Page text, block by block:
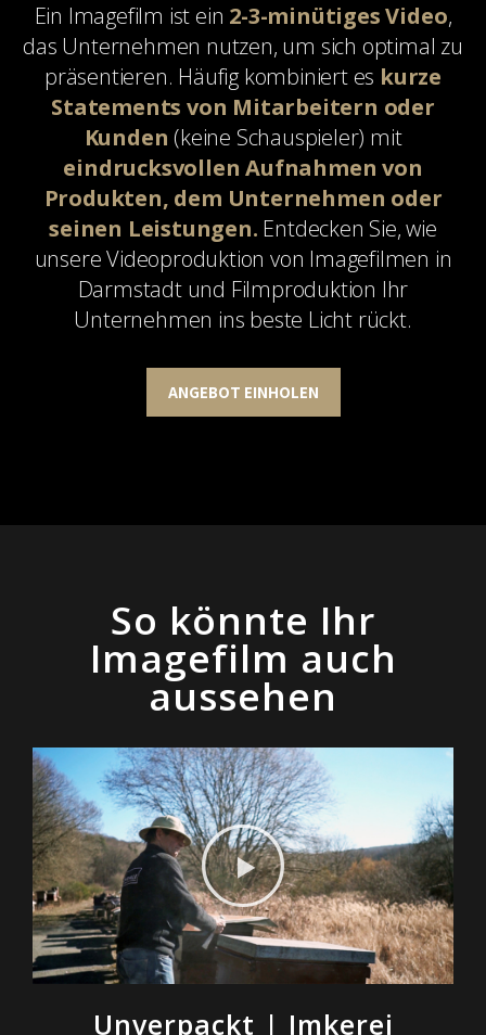
Ein Imagefilm ist ein 2-3-minütiges Video,
das Unternehmen nutzen, um sich optimal zu
präsentieren. Häufig kombiniert es kurze
Statements von Mitarbeitern oder
Kunden (keine Schauspieler) mit
eindrucksvollen Aufnahmen von
Produkten, dem Unternehmen oder
seinen Leistungen. Entdecken Sie, wie
unsere Videoproduktion von Imagefilmen in
Darmstadt und Filmproduktion Ihr
Unternehmen ins beste Licht rückt.
ANGEBOT EINHOLEN
So könnte Ihr
Imagefilm auch
aussehen
Unverpackt | Imkerei